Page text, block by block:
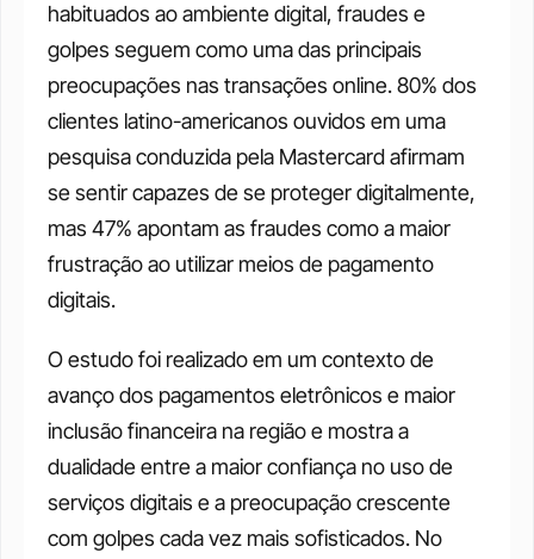
habituados ao ambiente digital, fraudes e
golpes seguem como uma das principais
preocupações nas transações online. 80% dos
clientes latino-americanos ouvidos em uma
pesquisa conduzida pela Mastercard afirmam
se sentir capazes de se proteger digitalmente,
mas 47% apontam as fraudes como a maior
frustração ao utilizar meios de pagamento
digitais.
O estudo foi realizado em um contexto de
avanço dos pagamentos eletrônicos e maior
inclusão financeira na região e mostra a
dualidade entre a maior confiança no uso de
serviços digitais e a preocupação crescente
com golpes cada vez mais sofisticados. No